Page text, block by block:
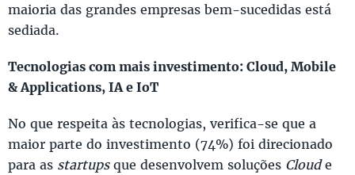
maioria das grandes empresas bem-sucedidas está
sediada.
Tecnologias com mais investimento: Cloud, Mobile
& Applications, IA e IoT
No que respeita às tecnologias, verifica-se que a
maior parte do investimento (74%) foi direcionado
para as startupsque desenvolvem soluções Cloude